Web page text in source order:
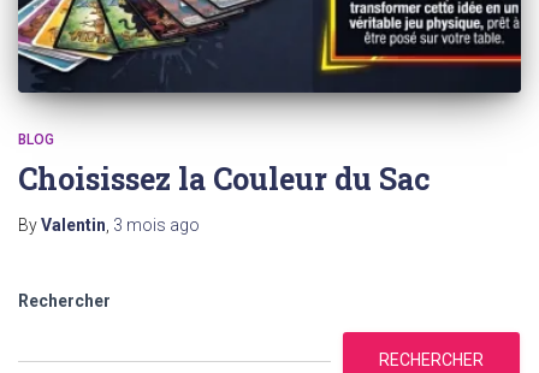
BLOG
Choisissez la Couleur du Sac
ByValentin 3 mois ago
Rechercher
RECHERCHER